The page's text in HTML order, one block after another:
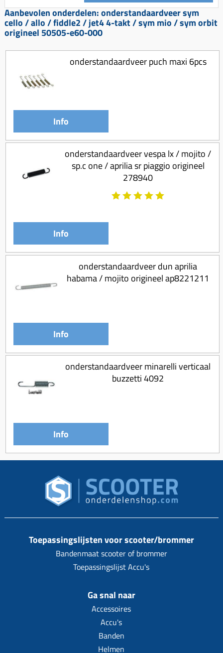
Koppeling trekveer
Ketting / tandwiel
Overbrenging
Aanbevolen onderdelen: onderstandaardveer sym
cello / allo / fiddle2 / jet4 4-takt / sym mio / sym orbit
origineel 50505-e60-000
onderstandaardveer puch maxi 6pcs
Info
onderstandaardveer vespa lx / mojito /
sp.c one / aprilia sr piaggio origineel
278940
Info
onderstandaardveer dun aprilia
habama / mojito origineel ap8221211
Info
onderstandaardveer minarelli verticaal
buzzetti 4092
Info
Toepassingslijsten voor scooter/brommer
Bandenmaat scooter of brommer
Toepassingslijst Accu's
Ga snal naar
Accessoires
Accu's
Banden
Helmen